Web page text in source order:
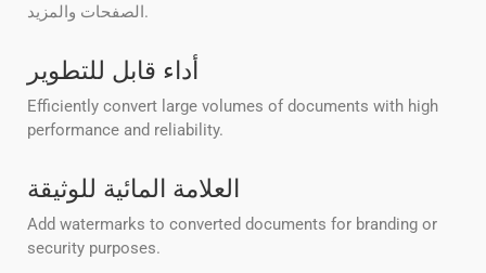
الصفحات والمزيد.
أداء قابل للتطوير
Efficiently convert large volumes of documents with high
performance and reliability.
العلامة المائية للوثيقة
Add watermarks to converted documents for branding or
security purposes.